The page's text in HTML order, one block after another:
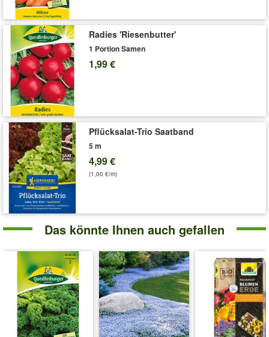
Radies 'Riesenbutter'
1 Portion Samen
1,99 €
Pflücksalat-Trio Saatband
5 m
4,99 €
(1,00 €/m)
Das könnte Ihnen auch gefallen